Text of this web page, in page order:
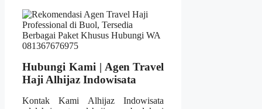
Hubungi Kami | Agen Travel
Haji Alhijaz Indowisata
Kontak Kami Alhijaz Indowisata